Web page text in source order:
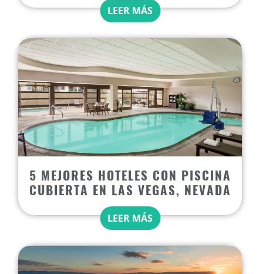
LEER MÁS
5 MEJORES HOTELES CON PISCINA
CUBIERTA EN LAS VEGAS, NEVADA
LEER MÁS